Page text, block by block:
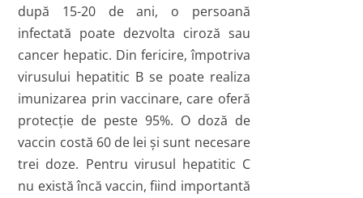
după 15-20 de ani, o persoană
infectată poate dezvolta ciroză sau
cancer hepatic. Din fericire, împotriva
virusului hepatitic B se poate realiza
imunizarea prin vaccinare, care oferă
protecţie de peste 95%. O doză de
vaccin costă 60 de lei şi sunt necesare
trei doze. Pentru virusul hepatitic C
nu există încă vaccin, fiind importantă